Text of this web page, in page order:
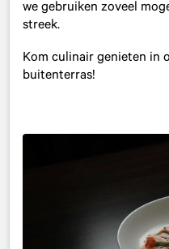
we gebruiken zoveel
streek.
Kom culinair genieten in
buitenterras!